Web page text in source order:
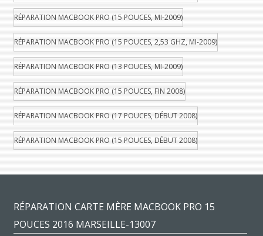
RÉPARATION MACBOOK PRO (15 POUCES, MI-2009)
RÉPARATION MACBOOK PRO (15 POUCES, 2,53 GHZ, MI-2009)
RÉPARATION MACBOOK PRO (13 POUCES, MI-2009)
RÉPARATION MACBOOK PRO (15 POUCES, FIN 2008)
RÉPARATION MACBOOK PRO (17 POUCES, DÉBUT 2008)
RÉPARATION MACBOOK PRO (15 POUCES, DÉBUT 2008)
RÉPARATION CARTE MÈRE MACBOOK PRO 15
POUCES 2016 MARSEILLE-13007